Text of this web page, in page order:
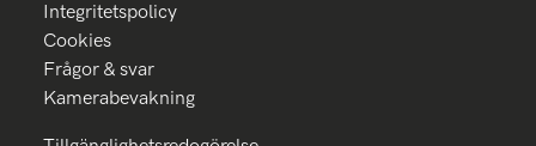
Integritetspolicy
Cookies
Frågor & svar
Kamerabevakning